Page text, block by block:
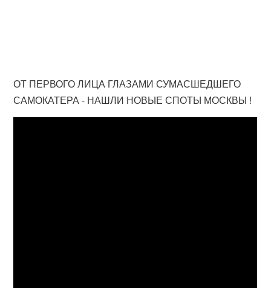
ОТ ПЕРВОГО ЛИЦА ГЛАЗАМИ СУМАСШЕДШЕГО
САМОКАТЕРА - НАШЛИ НОВЫЕ СПОТЫ МОСКВЫ !